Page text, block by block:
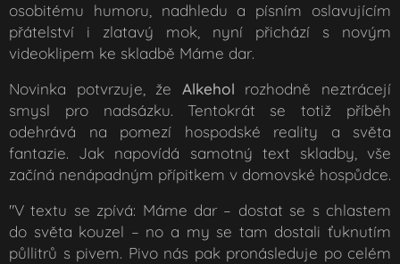
osobitému humoru, nadhledu a písním oslavujícím
přátelství i zlatavý mok, nyní přichází s novým
videoklipem ke skladbě Máme dar.
Novinka potvrzuje, že Alkehol rozhodně neztrácejí
smysl pro nadsázku. Tentokrát se totiž příběh
odehrává na pomezí hospodské reality a světa
fantazie. Jak napovídá samotný text skladby, vše
začíná nenápadným přípitkem v domovské hospůdce.
"V textu se zpívá: Máme dar – dostat se s chlastem
do světa kouzel – no a my se tam dostali ťuknutím
půllitrů s pivem. Pivo nás pak pronásleduje po celém